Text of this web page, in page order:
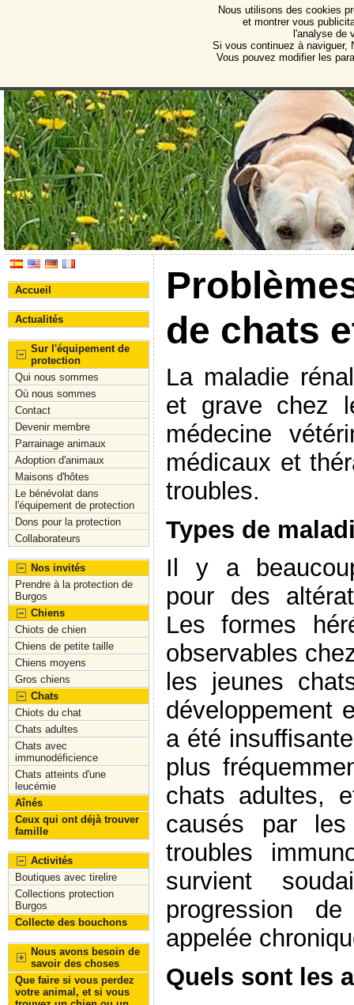
Protectora de Animales
Association pour la protection des animaux et des
Accueil
Actualités
Sur l'équipement de
protection
Qui nous sommes
Où nous sommes
Contact
Devenir membre
Parrainage animaux
Adoption d'animaux
Maisons d'hôtes
Le bénévolat dans
l'équipement de protection
Dons pour la protection
Collaborateurs
Nos invités
Prendre à la protection de
Burgos
Chiens
Chiots de chien
Chiens de petite taille
Chiens moyens
Gros chiens
Chats
Chiots du chat
Chats adultes
Chats avec
immunodéficience
Chats atteints d'une
leucémie
Aînés
Ceux qui ont déjà trouver
famille
Activités
Boutiques avec tirelire
Collections protection
Burgos
Collecte des bouchons
Nous avons besoin de
savoir des choses
Que faire si vous perdez
votre animal, et si vous
de chats
La maladie
et grave chez
médecine
médicaux et
troubles.
Types de
Il y a
pour des
Les formes
observables
les jeunes
développement
a été
plus
chats adultes,
causés par
troubles
survient
progression
appelée
Quels sont les
Nous utilisons des cookies
et montrer vous
l'analyse de
Si vous continuez à naviguer,
Vous pouvez modifier les